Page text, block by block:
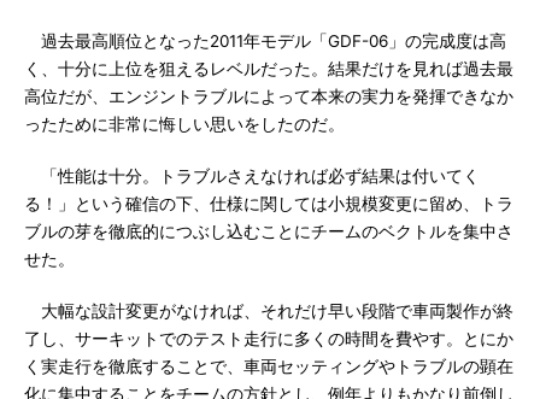
過去最高順位となった2011年モデル「GDF-06」の完成度は高
く、十分に上位を狙えるレベルだった。結果だけを見れば過去最
高位だが、エンジントラブルによって本来の実力を発揮できなか
ったために非常に悔しい思いをしたのだ。
「性能は十分。トラブルさえなければ必ず結果は付いてく
る！」という確信の下、仕様に関しては小規模変更に留め、トラ
ブルの芽を徹底的につぶし込むことにチームのベクトルを集中さ
せた。
大幅な設計変更がなければ、それだけ早い段階で車両製作が終
了し、サーキットでのテスト走行に多くの時間を費やす。とにか
く実走行を徹底することで、車両セッティングやトラブルの顕在
化に集中することをチームの方針とし、例年よりもかなり前倒し